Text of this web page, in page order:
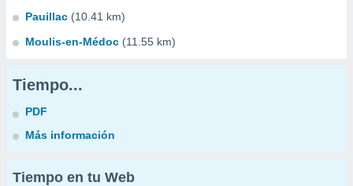
Pauillac (10.41 km)
Moulis-en-Médoc (11.55 km)
Tiempo...
PDF
Más información
Tiempo en tu Web